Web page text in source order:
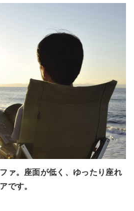
ァ。座面が低く、ゆったり座れ
です。